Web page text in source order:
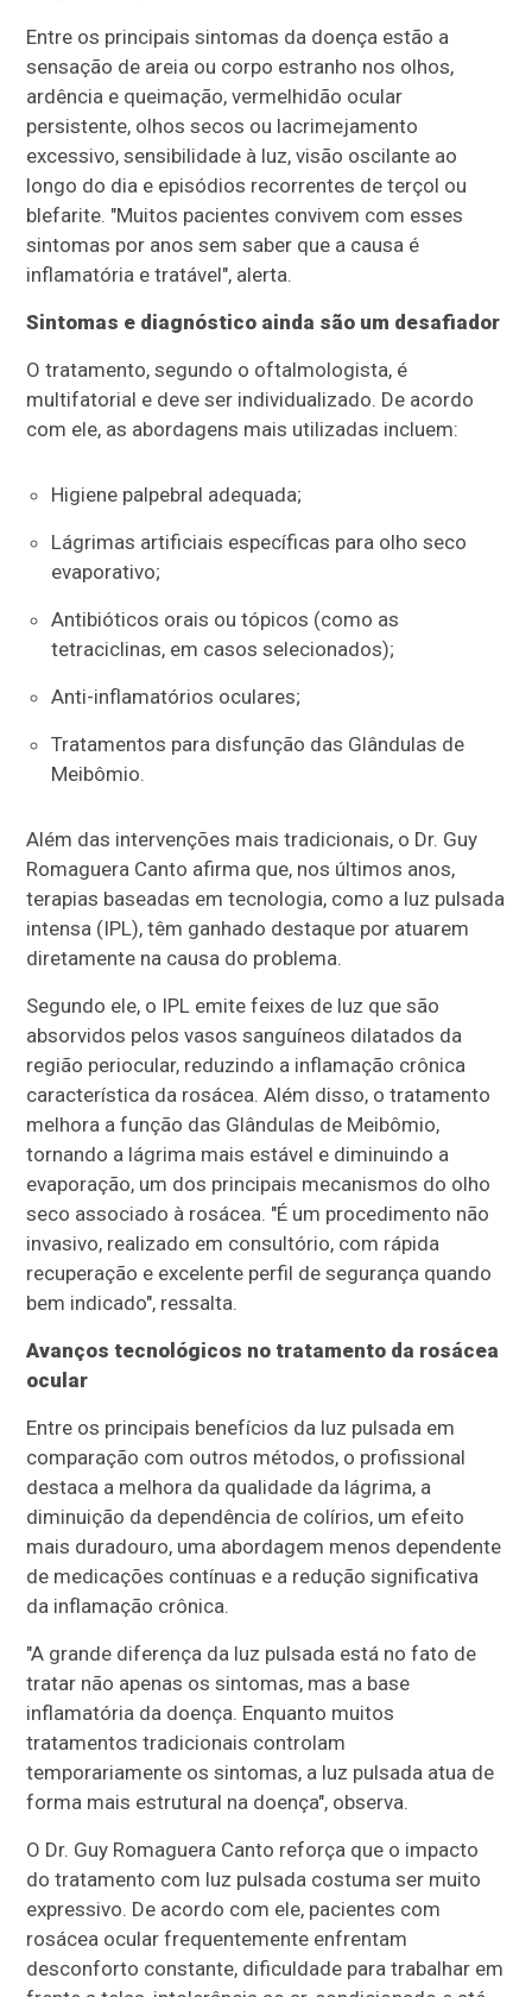
Entre os principais sintomas da doença estão a
sensação de areia ou corpo estranho nos olhos,
ardência e queimação, vermelhidão ocular
persistente, olhos secos ou lacrimejamento
excessivo, sensibilidade à luz, visão oscilante ao
longo do dia e episódios recorrentes de terçol ou
blefarite. "Muitos pacientes convivem com esses
sintomas por anos sem saber que a causa é
inflamatória e tratável", alerta.
Sintomas e diagnóstico ainda são um desafiador
O tratamento, segundo o oftalmologista, é
multifatorial e deve ser individualizado. De acordo
com ele, as abordagens mais utilizadas incluem:
Higiene palpebral adequada;
Lágrimas artificiais específicas para olho seco
evaporativo;
Antibióticos orais ou tópicos (como as
tetraciclinas, em casos selecionados);
Anti-inflamatórios oculares;
Tratamentos para disfunção das Glândulas de
Meibômio.
Além das intervenções mais tradicionais, o Dr. Guy
Romaguera Canto afirma que, nos últimos anos,
terapias baseadas em tecnologia, como a luz pulsada
intensa (IPL), têm ganhado destaque por atuarem
diretamente na causa do problema.
Segundo ele, o IPL emite feixes de luz que são
absorvidos pelos vasos sanguíneos dilatados da
região periocular, reduzindo a inflamação crônica
característica da rosácea. Além disso, o tratamento
melhora a função das Glândulas de Meibômio,
tornando a lágrima mais estável e diminuindo a
evaporação, um dos principais mecanismos do olho
seco associado à rosácea. "É um procedimento não
invasivo, realizado em consultório, com rápida
recuperação e excelente perfil de segurança quando
bem indicado", ressalta.
Avanços tecnológicos no tratamento da rosácea
ocular
Entre os principais benefícios da luz pulsada em
comparação com outros métodos, o profissional
destaca a melhora da qualidade da lágrima, a
diminuição da dependência de colírios, um efeito
mais duradouro, uma abordagem menos dependente
de medicações contínuas e a redução significativa
da inflamação crônica.
"A grande diferença da luz pulsada está no fato de
tratar não apenas os sintomas, mas a base
inflamatória da doença. Enquanto muitos
tratamentos tradicionais controlam
temporariamente os sintomas, a luz pulsada atua de
forma mais estrutural na doença", observa.
O Dr. Guy Romaguera Canto reforça que o impacto
do tratamento com luz pulsada costuma ser muito
expressivo. De acordo com ele, pacientes com
rosácea ocular frequentemente enfrentam
desconforto constante, dificuldade para trabalhar em